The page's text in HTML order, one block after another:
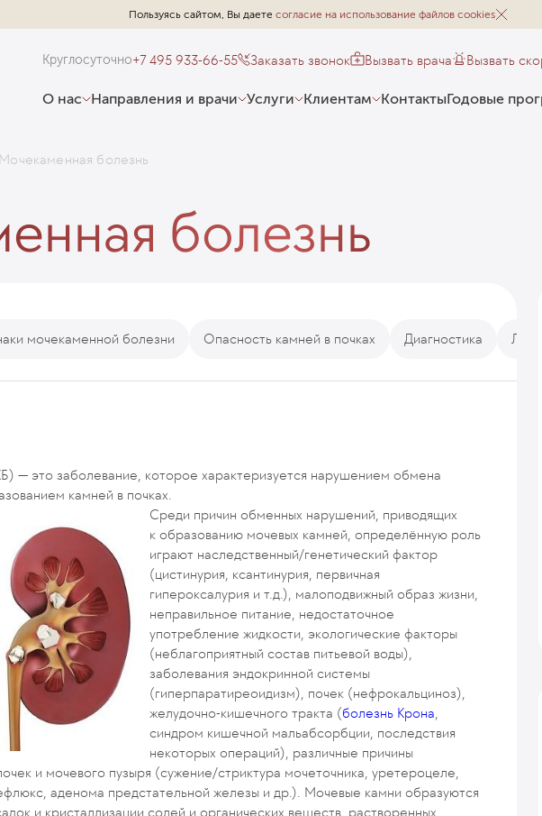
Пользуясь сайтом, Вы даете согласие на использование файлов cookies
Круглосуточно+7 495 933-66-55 Заказать звонок Вызвать врача Вызвать
О нас Направления и врачи Услуги Клиентам КонтактыГодовые
Мочекаменная болезнь
болезнь
мочекаменной болезни Опасность камней в почках Диагностика
— это заболевание, которое характеризуется нарушением обмена
камней в почках.
Среди причин обменных нарушений, приводящих
к образованию мочевых камней, определённую роль
играют наследственный/генетический фактор
(цистинурия, ксантинурия, первичная
гипероксалурия и т.д.), малоподвижный образ жизни,
неправильное питание, недостаточное
употребление жидкости, экологические факторы
(неблагоприятный состав питьевой воды),
заболевания эндокринной системы
(гиперпаратиреоидизм), почек (нефрокальциноз),
желудочно-кишечного тракта (болезнь Крона
синдром кишечной мальабсорбции, последствия
некоторых операций), различные причины
и мочевого пузыря (сужение/стриктура мочеточника, уретероцеле,
аденома предстательной железы и др.). Мочевые камни образуются
и кристаллизации солей и органических веществ, растворенных